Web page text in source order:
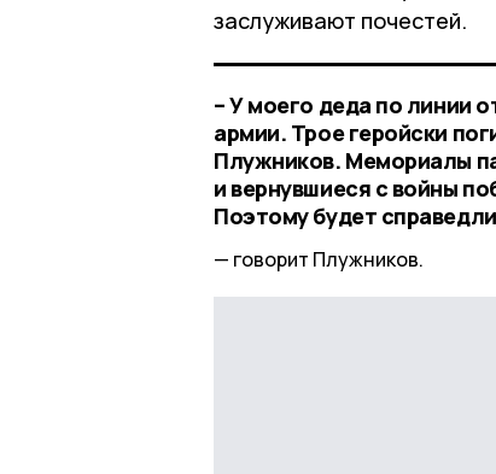
заслуживают почестей.
– У моего деда по линии
армии. Трое геройски
Плужников. Мемориалы
и вернувшиеся с войны
Поэтому будет
говорит Плужников.